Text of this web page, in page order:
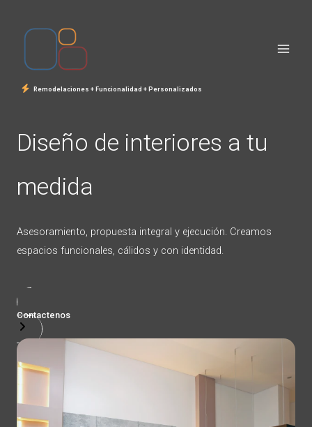
Remodelaciones + Funcionalidad + Personalizados
Diseño de interiores a tu
medida
Asesoramiento, propuesta integral y ejecución. Creamos
espacios funcionales, cálidos y con identidad.
Contactenos